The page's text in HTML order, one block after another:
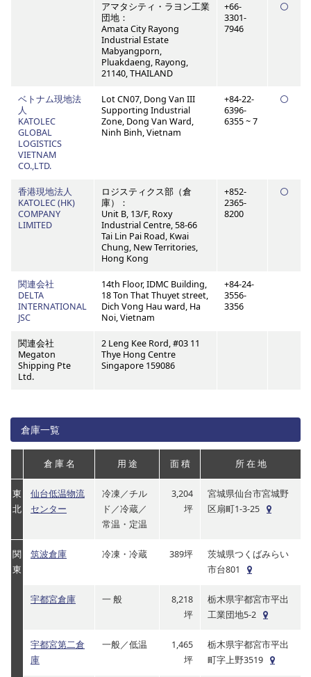
アマタシティ・ラヨン工業
団地：
Amata City Rayong
Industrial Estate
Mabyangporn,
Pluakdaeng, Rayong,
21140, THAILAND
+66-
3301-
7946
ベトナム現地法
人
KATOLEC
GLOBAL
LOGISTICS
VIETNAM
CO.,LTD.
Lot CN07, Dong Van III
Supporting Industrial
Zone, Dong Van Ward,
Ninh Binh, Vietnam
+84-22-
6396-
6355 ~ 7
香港現地法人
KATOLEC (HK)
COMPANY
LIMITED
ロジスティクス部（倉
庫）：
Unit B, 13/F, Roxy
Industrial Centre, 58-66
Tai Lin Pai Road, Kwai
Chung, New Territories,
Hong Kong
+852-
2365-
8200
関連会社
DELTA
INTERNATIONAL
JSC
14th Floor, IDMC Building,
18 Ton That Thuyet street,
Dich Vong Hau ward, Ha
Noi, Vietnam
+84-24-
3556-
3356
関連会社
Megaton
Shipping Pte
Ltd.
2 Leng Kee Rord, #03 11
Thye Hong Centre
Singapore 159086
倉庫一覧
倉 庫 名 用 途 面 積 所 在 地
東
北
仙台低温物流
センター
冷凍／チル
ド／冷蔵／
常温・定温
3,204
坪
宮城県仙台市宮城野
区扇町1-3-25
関
東
筑波倉庫 冷凍・冷蔵 389坪
茨城県つくばみらい
市台801
宇都宮倉庫 一 般
8,218
坪
栃木県宇都宮市平出
工業団地5-2
宇都宮第二倉
庫
一般／低温
1,465
坪
栃木県宇都宮市平出
町字上野3519